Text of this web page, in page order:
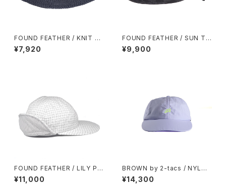
FOUND FEATHER / KNIT B
UCKET HAT
¥7,920
FOUND FEATHER / SUN TR
EK HAT
¥9,900
FOUND FEATHER / LILY PA
D CAP
¥11,000
BROWN by 2-tacs / NYLON
CAP
¥14,300